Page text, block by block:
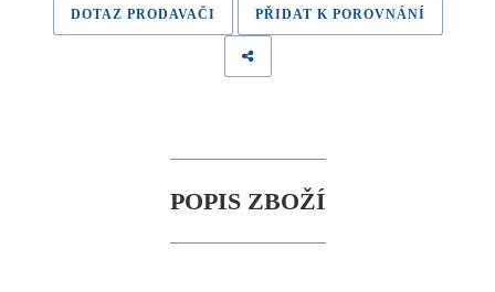
DOTAZ PRODAVAČI PŘIDAT K POROVNÁNÍ
POPIS ZBOŽÍ